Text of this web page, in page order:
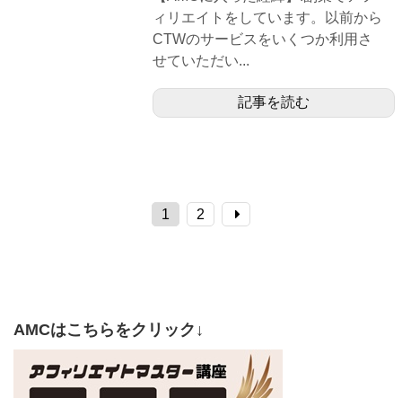
ィリエイトをしています。以前から
CTWのサービスをいくつか利用さ
せていただい...
記事を読む
1 2
AMCはこちらをクリック↓